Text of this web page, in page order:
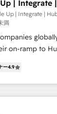
in 1997
experiences.
and can-do
on a daily basis.
for you! Driving
| Integrate
Up | Integrate |
満
on-ramp to
New or
All Experts 3️⃣
ー4.9